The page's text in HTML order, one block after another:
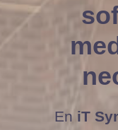
En iT